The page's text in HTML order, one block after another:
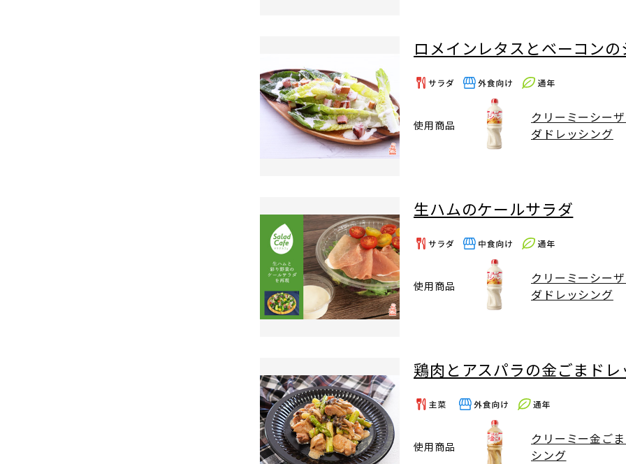
ロメインレタスとベーコン
使用商品
クリーミーシー
ダドレッシング
生ハムのケールサラダ
使用商品
クリーミーシー
ダドレッシング
鶏肉とアスパラの金ごまド
使用商品
クリーミー金ご
シング